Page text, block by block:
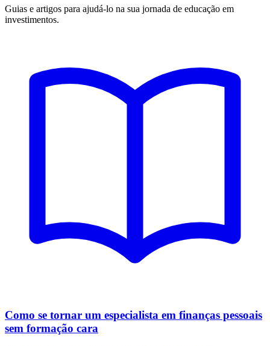
Guias e artigos para ajudá-lo na sua jornada de educação em
investimentos.
Como se tornar um especialista em finanças pessoais
sem formação cara